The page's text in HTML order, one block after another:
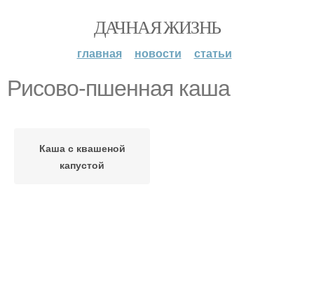
ДАЧНАЯ ЖИЗНЬ
главная новости статьи
Рисово-пшенная каша
Каша с квашеной
капустой